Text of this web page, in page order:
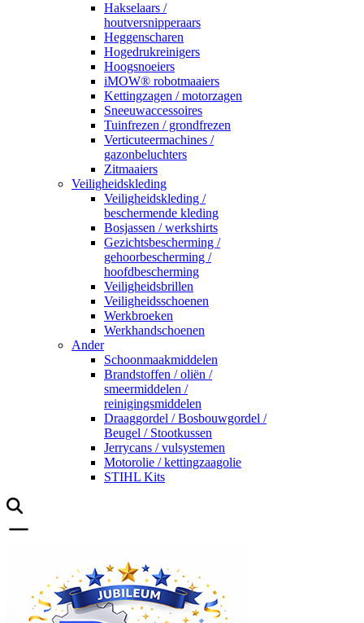
Hakselaars /
houtversnipperaars
Heggenscharen
Hogedrukreinigers
Hoogsnoeiers
iMOW® robotmaaiers
Kettingzagen / motorzagen
Sneeuwaccessoires
Tuinfrezen / grondfrezen
Verticuteermachines /
gazonbeluchters
Zitmaaiers
Veiligheidskleding
Veiligheidskleding /
beschermende kleding
Bosjassen / werkshirts
Gezichtsbescherming /
gehoorbescherming /
hoofdbescherming
Veiligheidsbrillen
Veiligheidsschoenen
Werkbroeken
Werkhandschoenen
Ander
Schoonmaakmiddelen
Brandstoffen / oliën /
smeermiddelen /
reinigingsmiddelen
Draaggordel / Bosbouwgordel /
Beugel / Stootkussen
Jerrycans / vulsystemen
Motorolie / kettingzaagolie
STIHL Kits